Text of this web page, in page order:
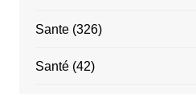
Sante(326)
Santé(42)